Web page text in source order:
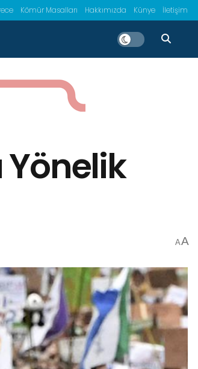
Kömür Masalları Hakkımızda Künye İletişim
AA